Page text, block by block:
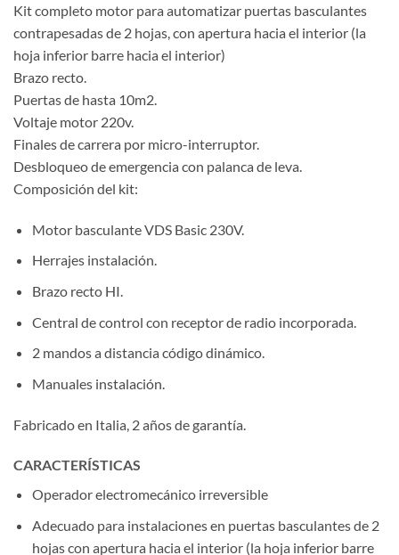
Kit completo motor para automatizar puertas basculantes
contrapesadas de 2 hojas, con apertura hacia el interior (la
hoja inferior barre hacia el interior)
Brazo recto.
Puertas de hasta 10m2.
Voltaje motor 220v.
Finales de carrera por micro-interruptor.
Desbloqueo de emergencia con palanca de leva.
Composición del kit:
Motor basculante VDS Basic 230V.
Herrajes instalación.
Brazo recto HI.
Central de control con receptor de radio incorporada.
2 mandos a distancia código dinámico.
Manuales instalación.
Fabricado en Italia, 2 años de garantía.
CARACTERÍSTICAS
Operador electromecánico irreversible
Adecuado para instalaciones en puertas basculantes de 2
hojas con apertura hacia el interior (la hoja inferior barre